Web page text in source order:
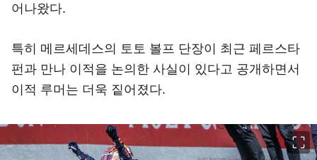
어나왔다.
특히 메르세데스의 토토 볼프 단장이 최근 페르스타
펀과 만나 이적을 논의한 사실이 있다고 공개하면서
이적 루머는 더욱 짙어졌다.